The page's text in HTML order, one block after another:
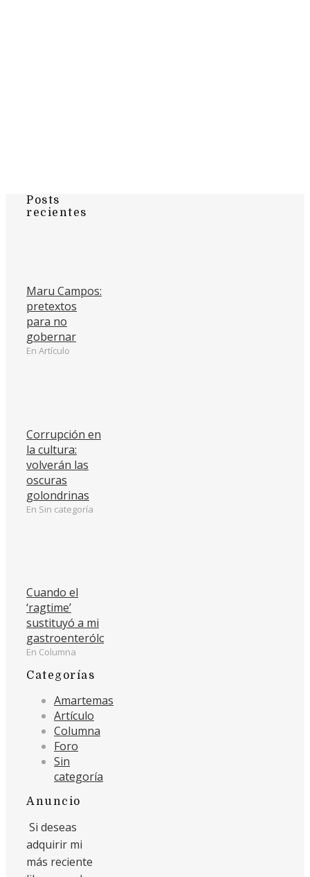
Posts
recientes
Maru Campos:
pretextos
para no
gobernar
En Artículo
Corrupción en
la cultura:
volverán las
oscuras
golondrinas
En Sin categoría
Cuando el
‘ragtime’
sustituyó a mi
gastroenterólogo
En Columna
Categorías
Amartemas
Artículo
Columna
Foro
Sin
categoría
Anuncio
Si deseas
adquirir mi
más reciente